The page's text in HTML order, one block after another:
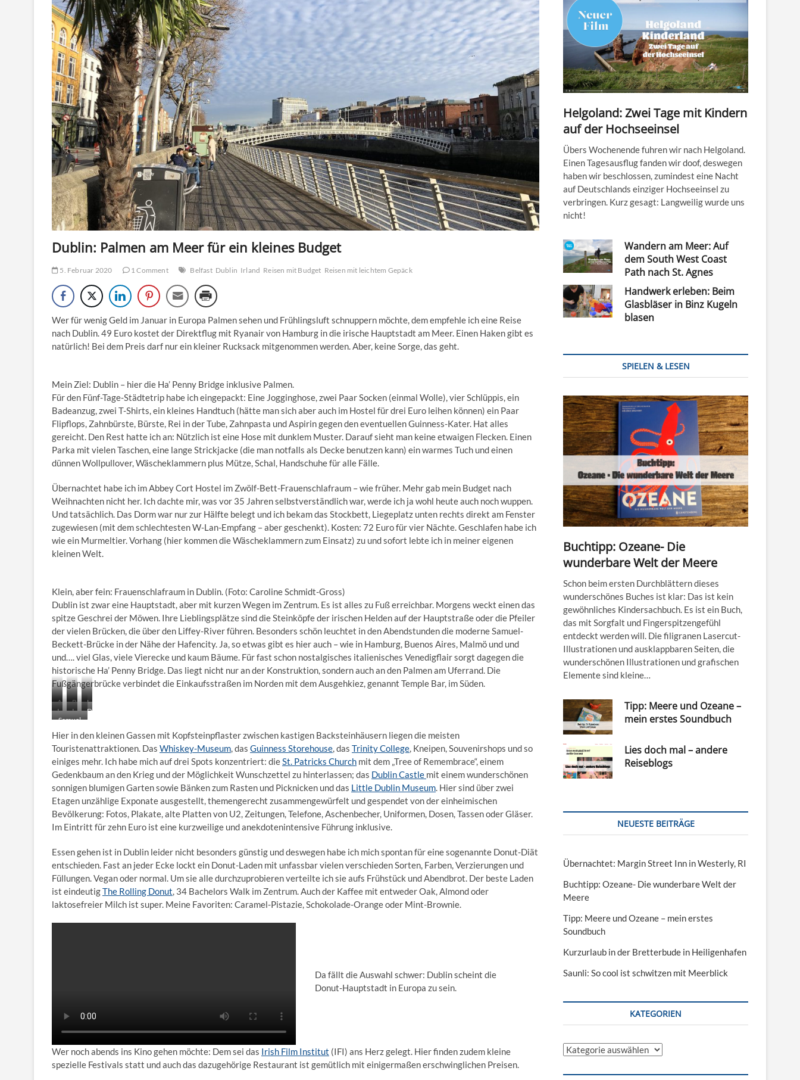
Dublin: Palmen am Meer für ein kleines Budget
5. Februar 2020 1 Comment Belfast Dublin Irland Reisen mit Budget Reisen mit leichtem Gepäck
Wer für wenig Geld im Januar in Europa Palmen sehen und Frühlingsluft schnuppern möchte, dem empfehle ich eine Reise
nach Dublin. 49 Euro kostet der Direktflug mit Ryanair von Hamburg in die irische Hauptstadt am Meer. Einen Haken gibt es
natürlich! Bei dem Preis darf nur ein kleiner Rucksack mitgenommen werden. Aber, keine Sorge, das geht.
Mein Ziel: Dublin – hier die Ha’ Penny Bridge inklusive Palmen.
Für den Fünf-Tage-Städtetrip habe ich eingepackt: Eine Jogginghose, zwei Paar Socken (einmal Wolle), vier Schlüppis, ein
Badeanzug, zwei T-Shirts, ein kleines Handtuch (hätte man sich aber auch im Hostel für drei Euro leihen können) ein Paar
Flipflops, Zahnbürste, Bürste, Rei in der Tube, Zahnpasta und Aspirin gegen den eventuellen Guinness-Kater. Hat alles
gereicht. Den Rest hatte ich an: Nützlich ist eine Hose mit dunklem Muster. Darauf sieht man keine etwaigen Flecken. Einen
Parka mit vielen Taschen, eine lange Strickjacke (die man notfalls als Decke benutzen kann) ein warmes Tuch und einen
dünnen Wollpullover, Wäscheklammern plus Mütze, Schal, Handschuhe für alle Fälle.
Übernachtet habe ich im Abbey Cort Hostel im Zwölf-Bett-Frauenschlafraum – wie früher. Mehr gab mein Budget nach
Weihnachten nicht her. Ich dachte mir, was vor 35 Jahren selbstverständlich war, werde ich ja wohl heute auch noch wuppen.
Und tatsächlich. Das Dorm war nur zur Hälfte belegt und ich bekam das Stockbett, Liegeplatz unten rechts direkt am Fenster
zugewiesen (mit dem schlechtesten W-Lan-Empfang – aber geschenkt). Kosten: 72 Euro für vier Nächte. Geschlafen habe ich
wie ein Murmeltier. Vorhang (hier kommen die Wäscheklammern zum Einsatz) zu und sofort lebte ich in meiner eigenen
kleinen Welt.
Klein, aber fein: Frauenschlafraum in Dublin. (Foto: Caroline Schmidt-Gross)
Dublin ist zwar eine Hauptstadt, aber mit kurzen Wegen im Zentrum. Es ist alles zu Fuß erreichbar. Morgens weckt einen das
spitze Geschrei der Möwen. Ihre Lieblingsplätze sind die Steinköpfe der irischen Helden auf der Hauptstraße oder die Pfeiler
der vielen Brücken, die über den Liffey-River führen. Besonders schön leuchtet in den Abendstunden die moderne Samuel-
Beckett-Brücke in der Nähe der Hafencity. Ja, so etwas gibt es hier auch – wie in Hamburg, Buenos Aires, Malmö und und
und…. viel Glas, viele Vierecke und kaum Bäume. Für fast schon nostalgisches italienisches Venedigflair sorgt dagegen die
historische Ha’ Penny Bridge. Das liegt nicht nur an der Konstruktion, sondern auch an den Palmen am Uferrand. Die
Fußgängerbrücke verbindet die Einkaufsstraßen im Norden mit dem Ausgehkiez, genannt Temple Bar, im Süden.
A
u
b
c
k
a
u
„
T
e
S
p
i
n
e
i
n
B
a
m
d
s
G
e
d
e
n
k
n
s
n
S
t
u
r
c
h
L
i
t
D
u
b
l
n
M
s
e
m
I
m
L
t
t
l
e
D
b
l
n
M
s
e
u
I
m
L
t
t
l
e
b
l
n
M
s
e
u
D
u
b
i
n
C
a
l
e
Samuel
Beckett
Bridge
nahe
der
Hafenci
ty
Hier in den kleinen Gassen mit Kopfsteinpflaster zwischen kastigen Backsteinhäusern liegen die meisten
Touristenattraktionen. Das Whiskey-Museum, das Guinness Storehouse, das Trinity College, Kneipen, Souvenirshops und so
einiges mehr. Ich habe mich auf drei Spots konzentriert: dieSt. Patricks Church mit dem „Tree of Remembrace“, einem
Gedenkbaum an den Krieg und der Möglichkeit Wunschzettel zu hinterlassen; das Dublin Castle mit einem wunderschönen
sonnigen blumigen Garten sowie Bänken zum Rasten und Picknicken und das Little Dublin Museum. Hier sind über zwei
Etagen unzählige Exponate ausgestellt, themengerecht zusammengewürfelt und gespendet von der einheimischen
Bevölkerung: Fotos, Plakate, alte Platten von U2, Zeitungen, Telefone, Aschenbecher, Uniformen, Dosen, Tassen oder Gläser.
Im Eintritt für zehn Euro ist eine kurzweilige und anekdotenintensive Führung inklusive.
Essen gehen ist in Dublin leider nicht besonders günstig und deswegen habe ich mich spontan für eine sogenannte Donut-Diät
entschieden. Fast an jeder Ecke lockt ein Donut-Laden mit unfassbar vielen verschieden Sorten, Farben, Verzierungen und
Füllungen. Vegan oder normal. Um sie alle durchzuprobieren verteilte ich sie aufs Frühstück und Abendbrot. Der beste Laden
ist eindeutigThe Rolling Donut, 34 Bachelors Walk im Zentrum. Auch der Kaffee mit entweder Oak, Almond oder
laktosefreier Milch ist super. Meine Favoriten: Caramel-Pistazie, Schokolade-Orange oder Mint-Brownie.
Da fällt die Auswahl schwer: Dublin scheint die
Donut-Hauptstadt in Europa zu sein.
Wer noch abends ins Kino gehen möchte: Dem sei das Irish Film Institut (IFI) ans Herz gelegt. Hier finden zudem kleine
spezielle Festivals statt und auch das dazugehörige Restaurant ist gemütlich mit einigermaßen erschwinglichen Preisen.
Helgoland: Zwei Tage mit Kindern
auf der Hochseeinsel
Übers Wochenende fuhren wir nach Helgoland.
Einen Tagesausflug fanden wir doof, deswegen
haben wir beschlossen, zumindest eine Nacht
auf Deutschlands einziger Hochseeinsel zu
verbringen. Kurz gesagt: Langweilig wurde uns
nicht!
Wandern am Meer: Auf
dem South West Coast
Path nach St. Agnes
Handwerk erleben: Beim
Glasbläser in Binz Kugeln
blasen
SPIELEN & LESEN
Buchtipp: Ozeane- Die
wunderbare Welt der Meere
Schon beim ersten Durchblättern dieses
wunderschönes Buches ist klar: Das ist kein
gewöhnliches Kindersachbuch. Es ist ein Buch,
das mit Sorgfalt und Fingerspitzengefühl
entdeckt werden will. Die filigranen Lasercut-
Illustrationen und ausklappbaren Seiten, die
wunderschönen Illustrationen und grafischen
Elemente sind kleine…
Tipp: Meere und Ozeane –
mein erstes Soundbuch
Lies doch mal – andere
Reiseblogs
NEUESTE BEITRÄGE
Übernachtet: Margin Street Inn in Westerly, RI
Buchtipp: Ozeane- Die wunderbare Welt der
Meere
Tipp: Meere und Ozeane – mein erstes
Soundbuch
Kurzurlaub in der Bretterbude in Heiligenhafen
Saunli: So cool ist schwitzen mit Meerblick
KATEGORIEN
Kategorien